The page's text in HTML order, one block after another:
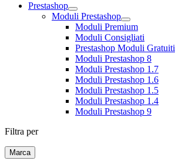
Prestashop
Moduli Prestashop
Moduli Premium
Moduli Consigliati
Prestashop Moduli Gratuiti
Moduli Prestashop 8
Moduli Prestashop 1.7
Moduli Prestashop 1.6
Moduli Prestashop 1.5
Moduli Prestashop 1.4
Moduli Prestashop 9
Filtra per
Marca